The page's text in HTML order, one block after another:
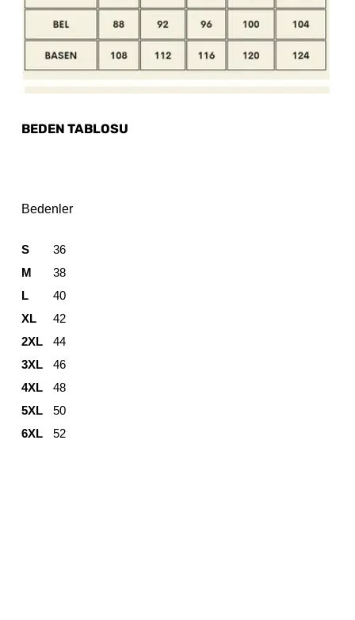
BEDEN TABLOSU
Bedenler
S
36
M
38
L
40
XL
42
2XL
44
3XL
46
4XL
48
5XL
50
6XL
52